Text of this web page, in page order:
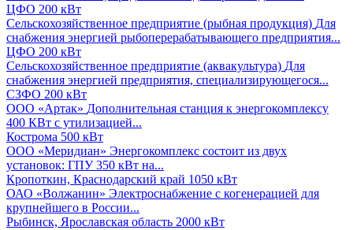
ЦФО 200 кВт
Сельскохозяйственное предприятие (рыбная продукция) Для
снабжения энергией рыбоперерабатывающего предприятия...
ЦФО 200 кВт
Сельскохозяйственное предприятие (аквакультура) Для
снабжения энергией предприятия, специализирующегося...
СЗФО 200 кВт
ООО «Артак» Дополнительная станция к энергокомплексу
400 КВт с утилизацией...
Кострома 500 кВт
ООО «Меридиан» Энергокомплекс состоит из двух
установок: ГПУ 350 кВт на...
Кропоткин, Краснодарский край 1050 кВт
ОАО «Волжанин» Электроснабжение с когенерацией для
крупнейшего в России...
Рыбинск, Ярославская область 2000 кВт